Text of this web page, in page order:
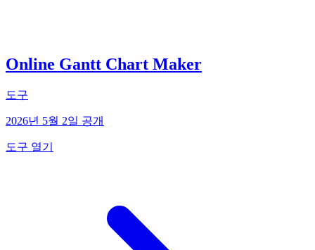
Online Gantt Chart Maker
도구
2026년 5월 2일 공개
도구 열기